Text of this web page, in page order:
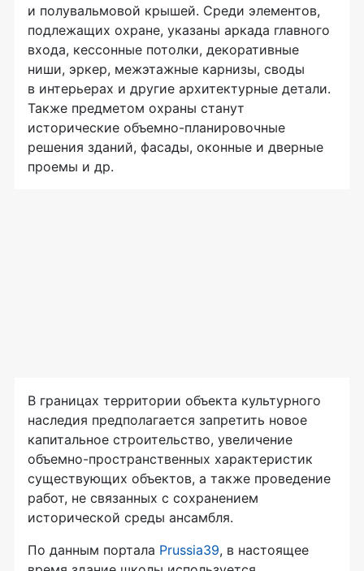
и полувальмовой крышей. Среди элементов,
подлежащих охране, указаны аркада главного
входа, кессонные потолки, декоративные
ниши, эркер, межэтажные карнизы, своды
в интерьерах и другие архитектурные детали.
Также предметом охраны станут
исторические объемно-планировочные
решения зданий, фасады, оконные и дверные
проемы и др.
В границах территории объекта культурного
наследия предполагается запретить новое
капитальное строительство, увеличение
объемно-пространственных характеристик
существующих объектов, а также проведение
работ, не связанных с сохранением
исторической среды ансамбля.
По данным портала Prussia39, в настоящее